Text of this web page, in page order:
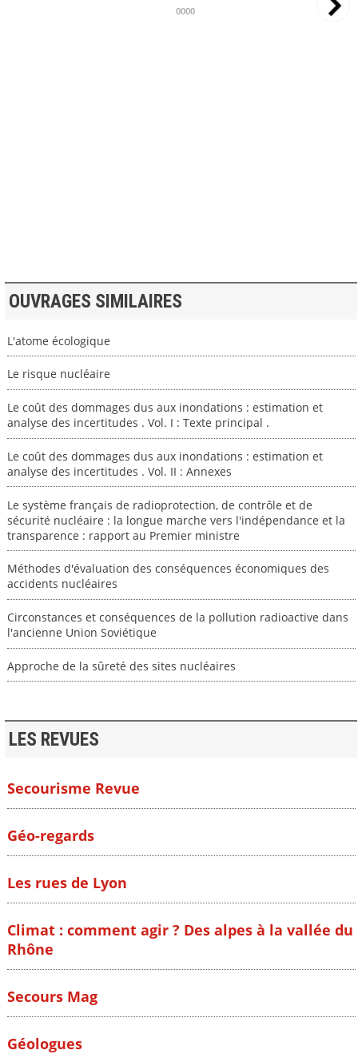
0000
OUVRAGES SIMILAIRES
L'atome écologique
Le risque nucléaire
Le coût des dommages dus aux inondations : estimation et
analyse des incertitudes . Vol. I : Texte principal .
Le coût des dommages dus aux inondations : estimation et
analyse des incertitudes . Vol. II : Annexes
Le système français de radioprotection, de contrôle et de
sécurité nucléaire : la longue marche vers l'indépendance et la
transparence : rapport au Premier ministre
Méthodes d'évaluation des conséquences économiques des
accidents nucléaires
Circonstances et conséquences de la pollution radioactive dans
l'ancienne Union Soviétique
Approche de la sûreté des sites nucléaires
LES REVUES
Secourisme Revue
Géo-regards
Les rues de Lyon
Climat : comment agir ? Des alpes à la vallée du
Rhône
Secours Mag
Géologues